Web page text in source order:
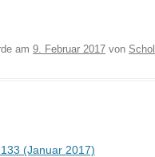
am 9. Februar 2017 von
(Januar 2017)